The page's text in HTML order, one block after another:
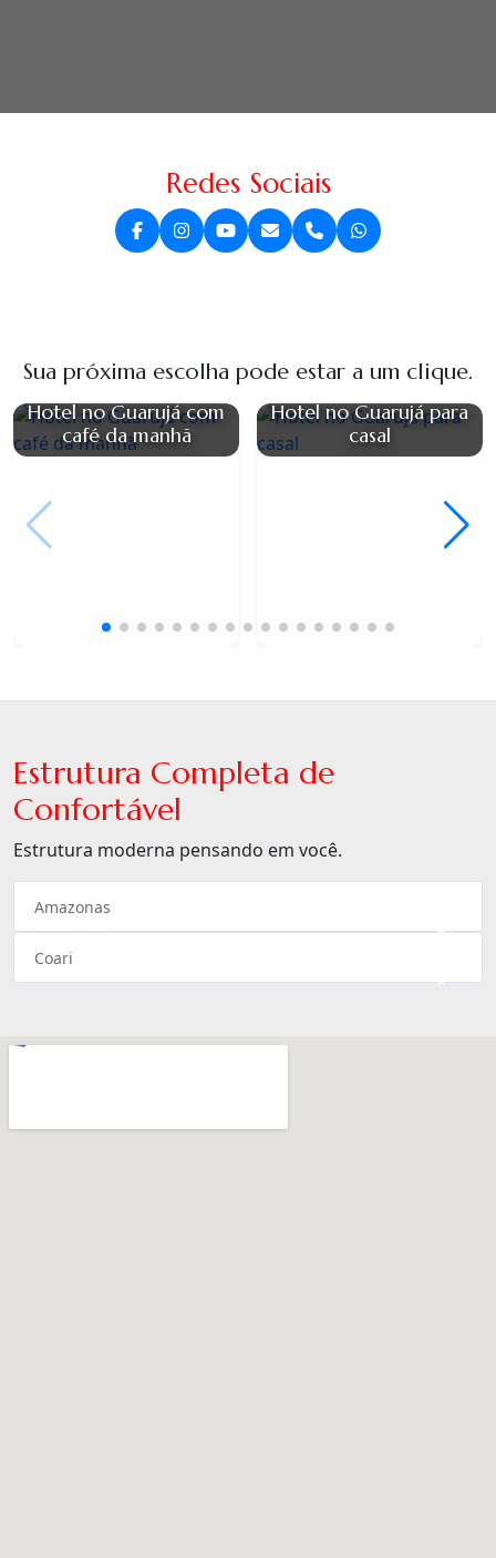
Redes Sociais
Sua próxima escolha pode estar a um clique.
Hotel no Guarujá com
café da manhã
Hotel no Guarujá para
casal
Estrutura Completa de
Confortável
Estrutura moderna pensando em você.
×
Amazonas
×
Coari